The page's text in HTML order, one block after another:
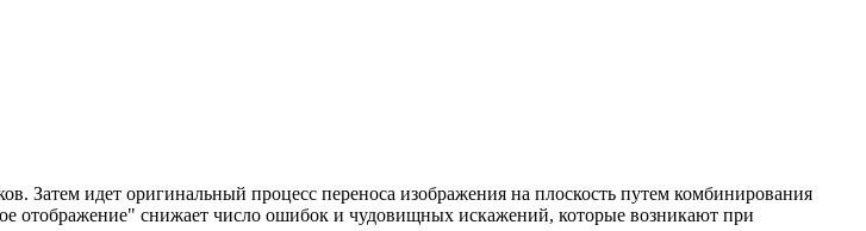
Затем идет оригинальный процесс переноса изображения на плоскость путем комбинирования
отображение" снижает число ошибок и чудовищных искажений, которые возникают при